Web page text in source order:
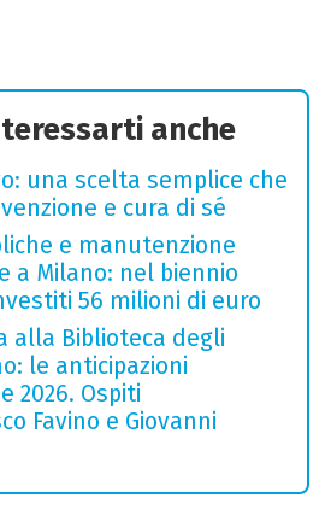
anche
una scelta semplice che
e cura di sé
e manutenzione
a Milano: nel biennio
56 milioni di euro
alla Biblioteca degli
le anticipazioni
2026. Ospiti
Favino e Giovanni